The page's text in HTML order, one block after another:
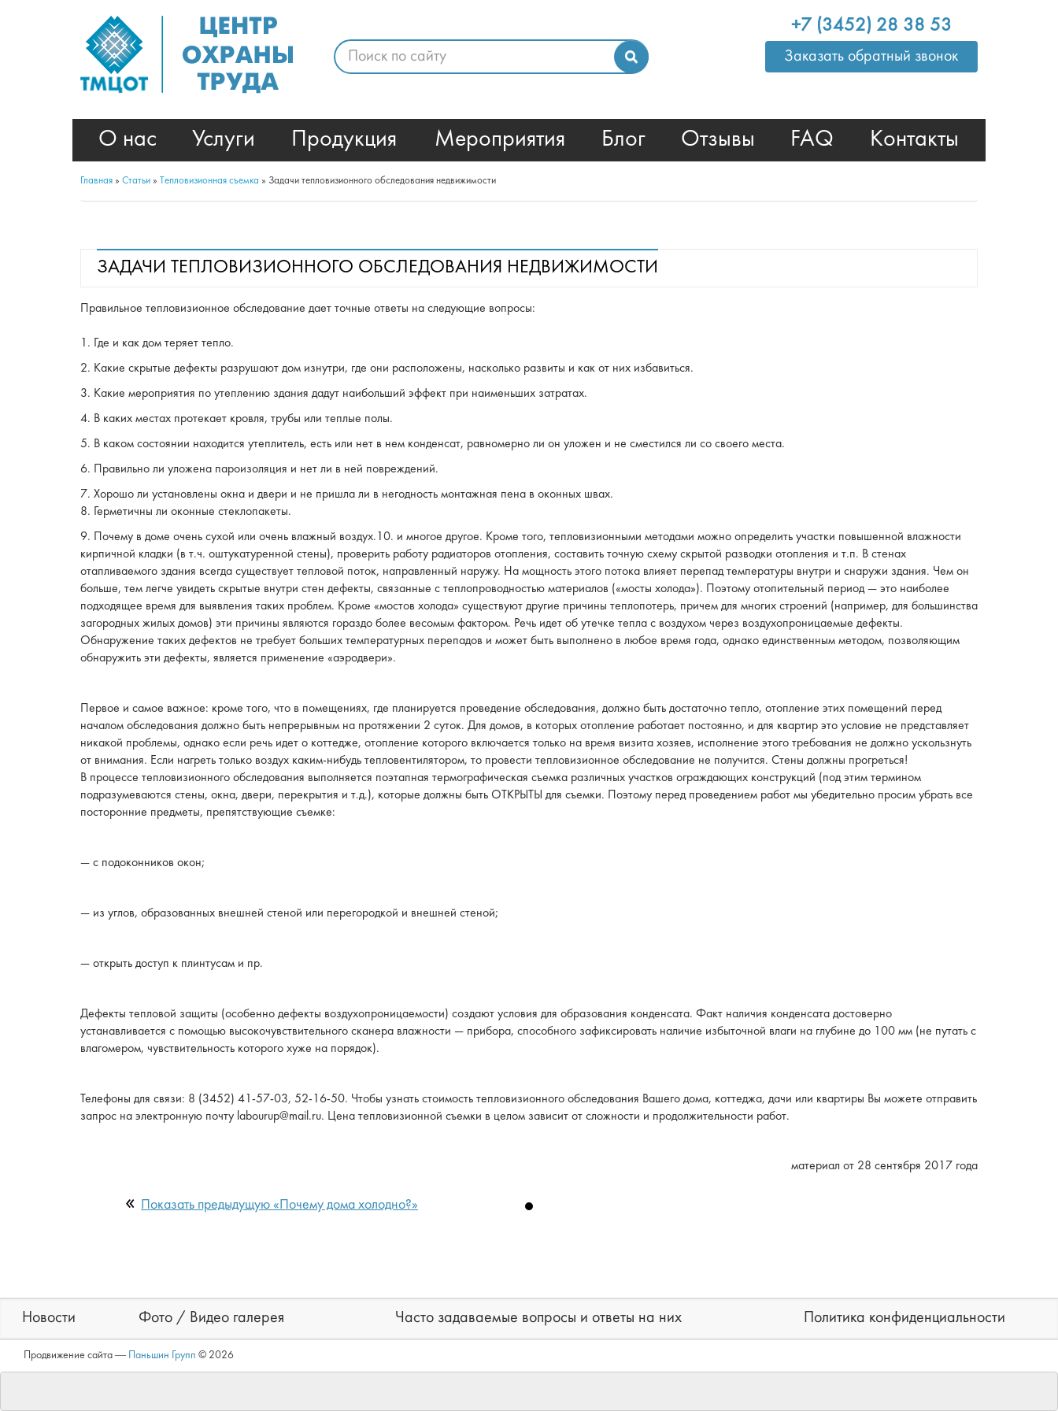
+7 (3452) 28 38 53
Заказать обратный звонок
О нас Услуги Продукция Мероприятия Блог Отзывы FAQ Контакты
Главная » Статьи » Тeпловизионная съeмка » Задачи тепловизионного обследования недвижимости
ЗАДАЧИ ТЕПЛОВИЗИОННОГО ОБСЛЕДОВАНИЯ НЕДВИЖИМОСТИ
Правильное тепловизионное обследование дает точные ответы на следующие вопросы:
1. Где и как дом теряет тепло.
2. Какие скрытые дефекты разрушают дом изнутри, где они расположены, насколько развиты и как от них избавиться.
3. Какие мероприятия по утеплению здания дадут наибольший эффект при наименьших затратах.
4. В каких местах протекает кровля, трубы или теплые полы.
5. В каком состоянии находится утеплитель, есть или нет в нем конденсат, равномерно ли он уложен и не сместился ли со своего места.
6. Правильно ли уложена пароизоляция и нет ли в ней повреждений.
7. Хорошо ли установлены окна и двери и не пришла ли в негодность монтажная пена в оконных швах.
8. Герметичны ли оконные стеклопакеты.
9. Почему в доме очень сухой или очень влажный воздух.10. и многое другое. Кроме того, тепловизионными методами можно определить участки повышенной влажности
кирпичной кладки (в т.ч. оштукатуренной стены), проверить работу радиаторов отопления, составить точную схему скрытой разводки отопления и т.п. В стенах
отапливаемого здания всегда существует тепловой поток, направленный наружу. На мощность этого потока влияет перепад температуры внутри и снаружи здания. Чем он
больше, тем легче увидеть скрытые внутри стен дефекты, связанные с теплопроводностью материалов («мосты холода»). Поэтому отопительный период — это наиболее
подходящее время для выявления таких проблем. Кроме «мостов холода» существуют другие причины теплопотерь, причем для многих строений (например, для большинства
загородных жилых домов) эти причины являются гораздо более весомым фактором. Речь идет об утечке тепла с воздухом через воздухопроницаемые дефекты.
Обнаружение таких дефектов не требует больших температурных перепадов и может быть выполнено в любое время года, однако единственным методом, позволяющим
обнаружить эти дефекты, является применение «аэродвери».
Первое и самое важное: кроме того, что в помещениях, где планируется проведение обследования, должно быть достаточно тепло, отопление этих помещений перед
началом обследования должно быть непрерывным на протяжении 2 суток. Для домов, в которых отопление работает постоянно, и для квартир это условие не представляет
никакой проблемы, однако если речь идет о коттедже, отопление которого включается только на время визита хозяев, исполнение этого требования не должно ускользнуть
от внимания. Если нагреть только воздух каким-нибудь тепловентилятором, то провести тепловизионное обследование не получится. Стены должны прогреться!
В процессе тепловизионного обследования выполняется поэтапная термографическая съемка различных участков ограждающих конструкций (под этим термином
подразумеваются стены, окна, двери, перекрытия и т.д.), которые должны быть ОТКРЫТЫ для съемки. Поэтому перед проведением работ мы убедительно просим убрать все
посторонние предметы, препятствующие съемке:
— с подоконников окон;
— из углов, образованных внешней стеной или перегородкой и внешней стеной;
— открыть доступ к плинтусам и пр.
Дефекты тепловой защиты (особенно дефекты воздухопроницаемости) создают условия для образования конденсата. Факт наличия конденсата достоверно
устанавливается с помощью высокочувствительного сканера влажности — прибора, способного зафиксировать наличие избыточной влаги на глубине до 100 мм (не путать с
влагомером, чувствительность которого хуже на порядок).
Телефоны для связи: 8 (3452) 41-57-03, 52-16-50. Чтобы узнать стоимость тепловизионного обследования Вашего дома, коттеджа, дачи или квартиры Вы можете отправить
запрос на электронную почту labourup@mail.ru. Цена тепловизионной съемки в целом зависит от сложности и продолжительности работ.
материал от 28 сентября 2017 года
Показать прeдыдущую «Почему дома холодно?»
Новости Фото / Видео галерея Часто задаваемые вопросы и ответы на них Политика конфиденциальности
Продвижение сайта ― Паньшин Групп © 2026